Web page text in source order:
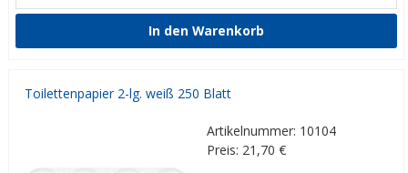
Toilettenpapier 2-lg. weiß 250 Blatt
Artikelnummer: 10104
Preis: 21,70 €